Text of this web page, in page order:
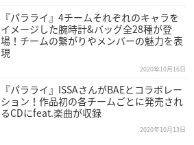
『パラライ』4チームそれぞれのキャラを
イメージした腕時計&バッグ全28種が登
場！チームの繋がりやメンバーの魅力を表
現
2020年10月16日
『パラライ』ISSAさんがBAEとコラボレー
ション！作品初の各チームごとに発売され
るCDにfeat.楽曲が収録
2020年10月13日